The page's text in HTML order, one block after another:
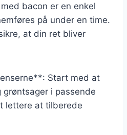
bacon er en enkel
på under en time.
at din ret bliver
Start med at
i passende
lettere at tilberede